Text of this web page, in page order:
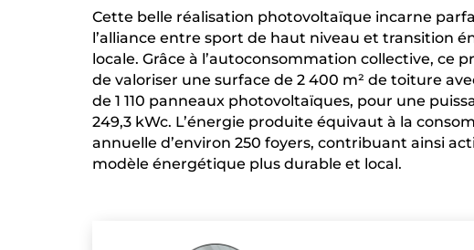
Cette belle réalisation photovoltaïque incarne
l’alliance entre sport de haut niveau et transition
locale. Grâce à l’autoconsommation collective, ce
de valoriser une surface de 2 400 m² de toiture
de 1 110 panneaux photovoltaïques, pour une
249,3 kWc. L’énergie produite équivaut à la
annuelle d’environ 250 foyers, contribuant ainsi
modèle énergétique plus durable et local.